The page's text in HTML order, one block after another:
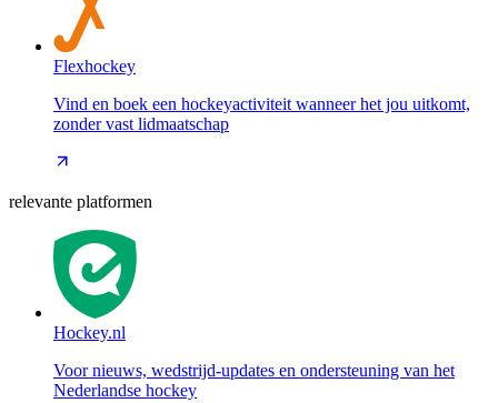
Flexhockey
Vind en boek een hockeyactiviteit wanneer het jou uitkomt,
zonder vast lidmaatschap
relevante platformen
Hockey.nl
Voor nieuws, wedstrijd-updates en ondersteuning van het
Nederlandse hockey